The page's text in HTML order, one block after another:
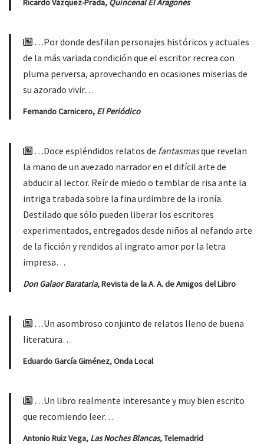
Ricardo Vázquez-Prada, Quincenal El Aragonés
…Por donde desfilan personajes históricos y actuales
de la más variada condición que el escritor recrea con
pluma perversa, aprovechando en ocasiones miserias de
su azorado vivir…
Fernando Carnicero, El Periódico
…Doce espléndidos relatos de fantasmasque revelan
la mano de un avezado narrador en el difícil arte de
abducir al lector. Reír de miedo o temblar de risa ante la
intriga trabada sobre la fina urdimbre de la ironía.
Destilado que sólo pueden liberar los escritores
experimentados, entregados desde niños al nefando arte
de la ficción y rendidos al ingrato amor por la letra
impresa…
Don Galaor Barataria, Revista de la A. A. de Amigos del Libro
…Un asombroso conjunto de relatos lleno de buena
literatura…
Eduardo García Giménez,Onda Local
…Un libro realmente interesante y muy bien escrito
que recomiendo leer…
Antonio Ruiz Vega, Las Noches Blancas,Telemadrid